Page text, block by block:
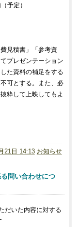
予定）
見積書」「参考資
プレゼンテーション
た資料の補足をする
可とする。また、必
粋して上映してもよ
21日 14:13 お知らせ
問い合わせにつ
だいた内容に対する